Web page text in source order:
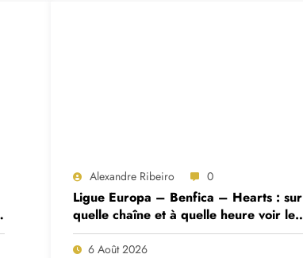
Alexandre Ribeiro 0
Ligue Europa – Benfica – Hearts : sur
quelle chaîne et à quelle heure voir le
match ?
6 Août 2026